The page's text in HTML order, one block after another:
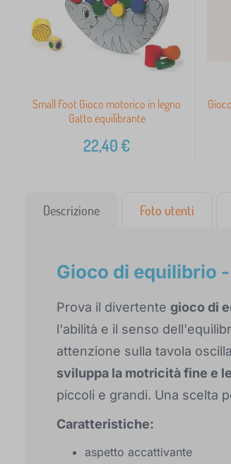
Small Foot Gioco motorico in legno
Gatto equilibrante
22,40€
Descrizione Foto utenti
Gioco di equilibrio
Prova il divertente gioco di
l'abilità e il senso
attenzione sulla tavola
sviluppa la motricità fine e
piccoli e grandi. Una scelta
Caratteristiche:
aspetto accattivante